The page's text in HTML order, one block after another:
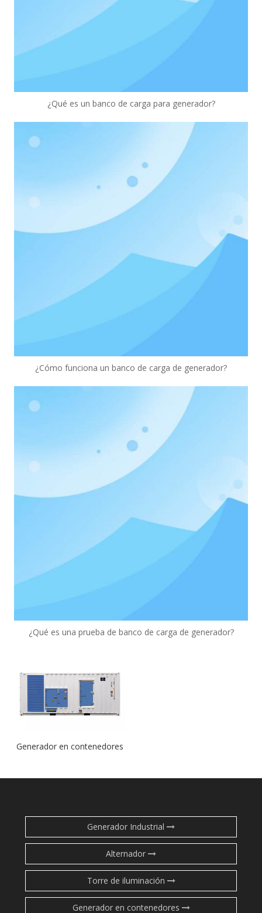
¿Qué es un banco de carga para generador?
¿Cómo funciona un banco de carga de generador?
¿Qué es una prueba de banco de carga de generador?
Generador en contenedores
Generador Industrial
Alternador
Torre de iluminación
Generador en contenedores